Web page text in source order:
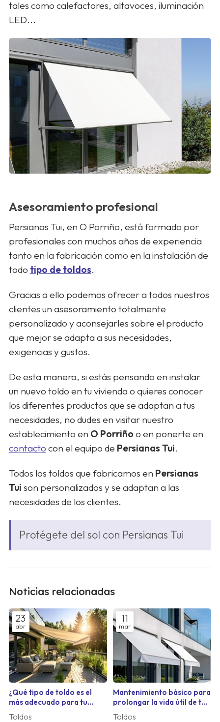
tales como calefactores, altavoces, iluminación
LED...
Asesoramiento profesional
Persianas Tui, en O Porriño, está formado por
profesionales con muchos años de experiencia
tanto en la fabricación como en la instalación de
todo tipo de toldos.
Gracias a ello podemos ofrecer a todos nuestros
clientes un asesoramiento totalmente
personalizado y aconsejarles sobre el producto
que mejor se adapta a sus necesidades,
exigencias y gustos.
De esta manera, si estás pensando en instalar
un nuevo toldo en tu vivienda o quieres conocer
los diferentes productos que se adaptan a tus
necesidades, no dudes en visitar nuestro
establecimiento en O Porriño o en ponerte en
contacto con el equipo de Persianas Tui.
Todos los toldos que fabricamos en Persianas
Tui son personalizados y se adaptan a las
necesidades de los clientes.
Protégete del sol con Persianas Tui
Noticias relacionadas
23
abr
¿Qué tipo de toldo es el
más adecuado para tu
terraza?
Toldos
11
mar
Mantenimiento básico para
prolongar la vida útil de tu
toldo
Toldos